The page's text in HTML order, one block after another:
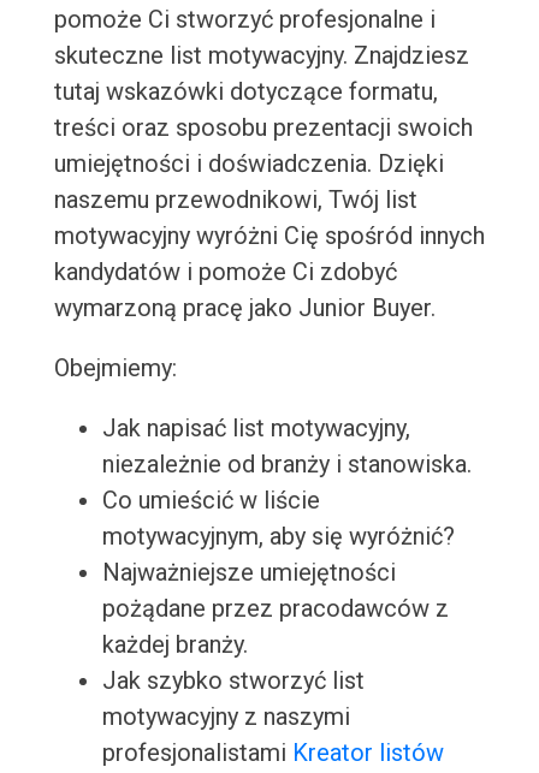
pomoże Ci stworzyć profesjonalne i
skuteczne list motywacyjny. Znajdziesz
tutaj wskazówki dotyczące formatu,
treści oraz sposobu prezentacji swoich
umiejętności i doświadczenia. Dzięki
naszemu przewodnikowi, Twój list
motywacyjny wyróżni Cię spośród innych
kandydatów i pomoże Ci zdobyć
wymarzoną pracę jako Junior Buyer.
Obejmiemy:
Jak napisać list motywacyjny,
niezależnie od branży i stanowiska.
Co umieścić w liście
motywacyjnym, aby się wyróżnić?
Najważniejsze umiejętności
pożądane przez pracodawców z
każdej branży.
Jak szybko stworzyć list
motywacyjny z naszymi
profesjonalistami Kreator listów